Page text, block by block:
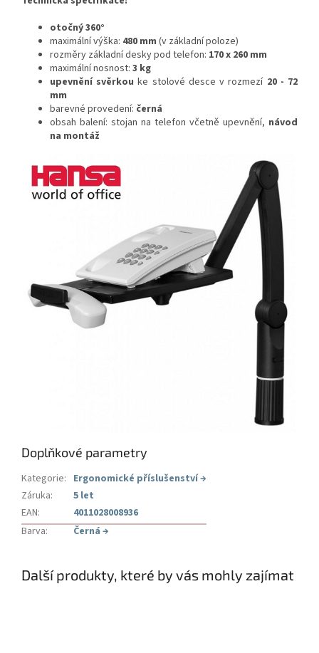
otočný 360°
maximální výška: 480 mm (v základní poloze)
rozměry základní desky pod telefon: 170 x 260 mm
maximální nosnost: 3 kg
upevnění svěrkou ke stolové desce v rozmezí 20 - 72
mm
barevné provedení: černá
obsah balení: stojan na telefon včetně upevnění, návod
na montáž
Doplňkové parametry
Kategorie: Ergonomické příslušenství→
Záruka:
5 let
EAN:
4011028008936
Barva: Černá →
Další produkty, které by vás mohly zajímat